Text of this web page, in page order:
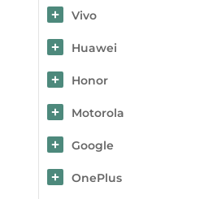
Vivo
Huawei
Honor
Motorola
Google
OnePlus